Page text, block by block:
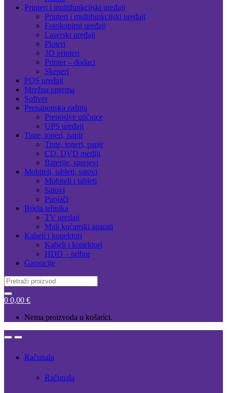
Printeri i multifunkcijski uređaji
Printeri i multifunkcijski uređaji
Fotokopirni uređaji
Laserski uređaji
Ploteri
3D printeri
Printer – dodaci
Skeneri
POS uređaji
Mrežna oprema
Softver
Prenaponska zaštita
Prenosive utičnice
UPS uređaji
Tinte, toneri, papir
Tinte, toneri, papir
CD, DVD mediji
Baterije, sprejevi
Mobiteli, tableti, satovi
Mobiteli i tableti
Satovi
Punjači
Bijela tehnika
TV uređaji
Mali kućanski aparati
Kabeli i konektori
Kabeli i konektori
HDD – pribor
Garancije
Search
for:
0 0,00 €
Nema proizvoda u košarici.
OpenClose
Računala
Računala